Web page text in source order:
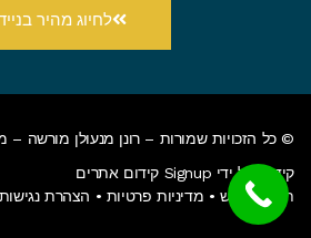
לחיוג מהיר
© כל הזכויות שמורות – רונן מנעולן מורשה –
קידום על ידי Signup קידום אתרים
תנאי שימוש • מדיניות פרטיות • הצהרת נגישות